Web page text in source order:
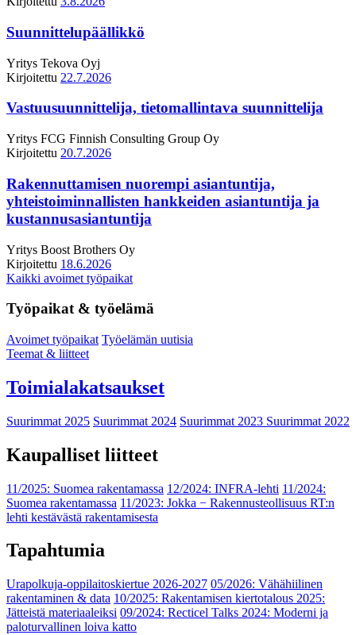
Suunnittelupäällikkö
Yritys Tekova Oyj
Kirjoitettu 22.7.2026
Vastuusuunnittelija, tietomallintava suunnittelija
Yritys FCG Finnish Consulting Group Oy
Kirjoitettu 20.7.2026
Rakennuttamisen nuorempi asiantuntija,
yhteistoiminnallisten hankkeiden asiantuntija ja
kustannusasiantuntija
Yritys Boost Brothers Oy
Kirjoitettu 18.6.2026
Kaikki avoimet työpaikat
Työpaikat & työelämä
Avoimet työpaikat Työelämän uutisia
Teemat & liitteet
Toimialakatsaukset
Suurimmat 2025 Suurimmat 2024 Suurimmat 2023 Suurimmat 2022
Kaupalliset liitteet
11/2025: Suomea rakentamassa 12/2024: INFRA-lehti 11/2024:
Suomea rakentamassa 11/2023: Jokka − Rakennusteollisuus RT:n
lehti kestävästä rakentamisesta
Tapahtumia
Urapolkuja-oppilaitoskiertue 2026-2027 05/2026: Vähähiilinen
rakentaminen & data 10/2025: Rakentamisen kiertotalous 2025:
Jätteistä materiaaleiksi 09/2024: Recticel Talks 2024: Moderni ja
paloturvallinen loiva katto